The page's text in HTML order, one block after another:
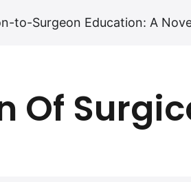
to-Surgeon Education: A
Of